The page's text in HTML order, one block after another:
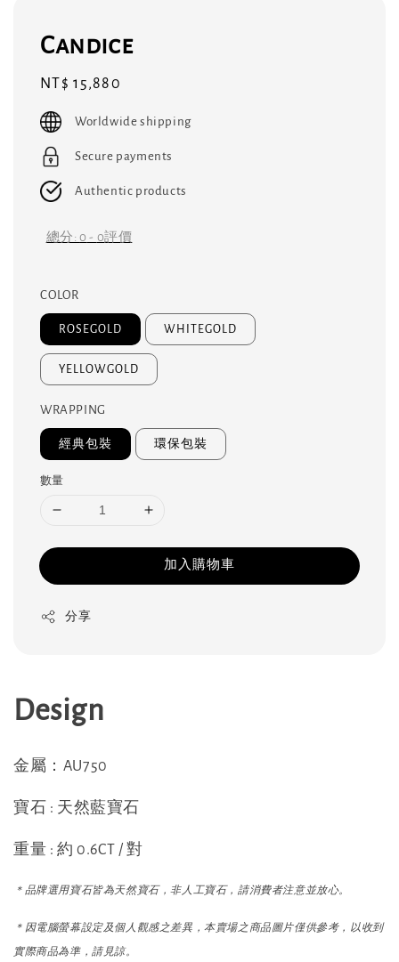
Candice
Regular
price
NT$ 15,880
Worldwide shipping
Secure payments
Authentic products
總分:0 - 0評價
COLOR
ROSEGOLD WHITEGOLD
YELLOWGOLD
WRAPPING
經典包裝 環保包裝
數量
加入購物車
分享
Design
金屬：AU750
寶石 : 天然藍寶石
重量 : 約 0.6CT / 對
＊品牌選用寶石皆為天然寶石，非人工寶石，請消費者注意並放心。
＊因電腦螢幕設定及個人觀感之差異，本賣場之商品圖片僅供參考，以收到
實際商品為準，請見諒。